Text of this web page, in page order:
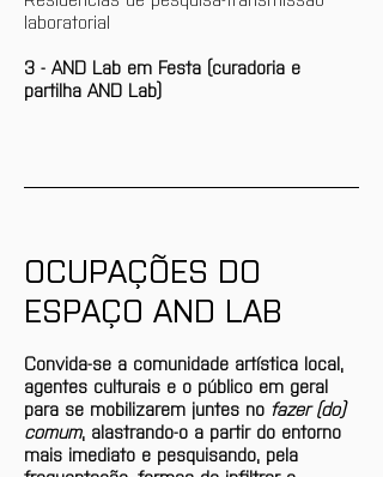
laboratorial
3 - AND Lab em Festa (curadoria e
partilha AND Lab)
OCUPAÇÕES DO
ESPAÇO AND LAB
Convida-se a comunidade artística local,
agentes culturais e o público em geral
para se mobilizarem juntes no fazer (do)
comum, alastrando-o a partir do entorno
mais imediato e pesquisando, pela